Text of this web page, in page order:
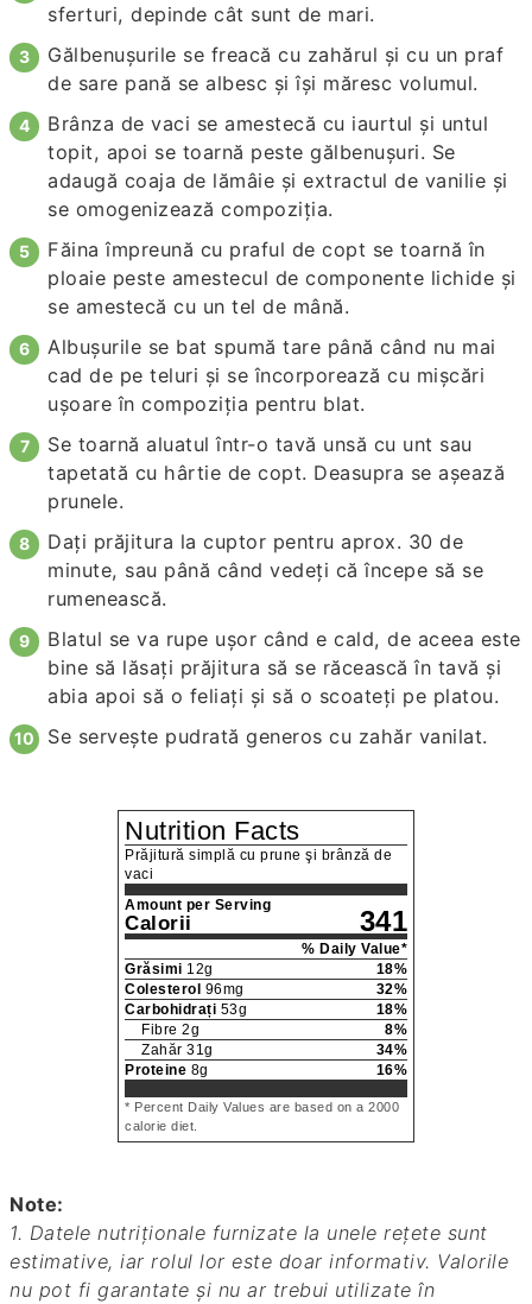
sferturi, depinde cât sunt de mari.
Gălbenuşurile se freacă cu zahărul şi cu un praf
de sare pană se albesc şi îşi măresc volumul.
Brânza de vaci se amestecă cu iaurtul și untul
topit, apoi se toarnă peste gălbenuşuri. Se
adaugă coaja de lămâie şi extractul de vanilie şi
se omogenizează compoziţia.
Făina împreună cu praful de copt se toarnă în
ploaie peste amestecul de componente lichide şi
se amestecă cu un tel de mână.
Albuşurile se bat spumă tare până când nu mai
cad de pe teluri şi se încorporează cu mişcări
uşoare în compoziţia pentru blat.
Se toarnă aluatul într-o tavă unsă cu unt sau
tapetată cu hârtie de copt. Deasupra se aşează
prunele.
Daţi prăjitura la cuptor pentru aprox. 30 de
minute, sau până când vedeţi că începe să se
rumenească.
Blatul se va rupe uşor când e cald, de aceea este
bine să lăsaţi prăjitura să se răcească în tavă şi
abia apoi să o feliaţi şi să o scoateţi pe platou.
Se serveşte pudrată generos cu zahăr vanilat.
Nutrition Facts
Prăjitură simplă cu prune şi brânză de
vaci
Amount per Serving
Calorii 341
% Daily Value*
Grăsimi 12g 18%
Colesterol 96mg 32%
Carbohidrați 53g 18%
Fibre 2g 8%
Zahăr 31g 34%
Proteine 8g 16%
* Percent Daily Values are based on a 2000
calorie diet.
Note:
1. Datele nutriționale furnizate la unele rețete sunt
estimative, iar rolul lor este doar informativ. Valorile
nu pot fi garantate și nu ar trebui utilizate în